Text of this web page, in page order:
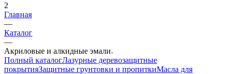
2
Главная
—
Каталог
—
Акриловые и алкидные эмали
Полный каталогЛазурные деревозащитные
покрытияЗащитные грунтовки и пропиткиМасла для